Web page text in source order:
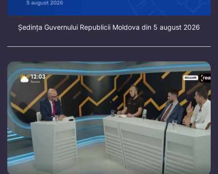
Ședința Guvernului Republicii Moldova din 5 august 2026